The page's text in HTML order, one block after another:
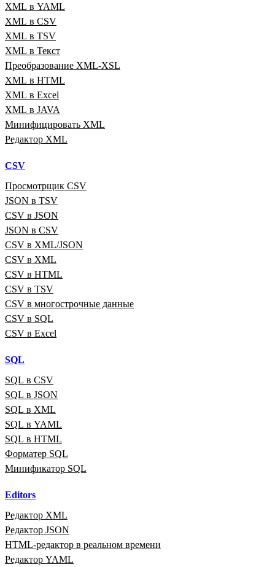
XML в YAML
XML в CSV
XML в TSV
XML в Текст
Преобразование XML‑XSL
XML в HTML
XML в Excel
XML в JAVA
Минифицировать XML
Редактор XML
CSV
Просмотрщик CSV
JSON в TSV
CSV в JSON
JSON в CSV
CSV в XML/JSON
CSV в XML
CSV в HTML
CSV в TSV
CSV в многострочные данные
CSV в SQL
CSV в Excel
SQL
SQL в CSV
SQL в JSON
SQL в XML
SQL в YAML
SQL в HTML
Форматер SQL
Минификатор SQL
Editors
Редактор XML
Редактор JSON
HTML‑редактор в реальном времени
Редактор YAML